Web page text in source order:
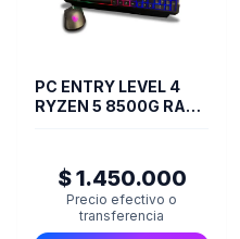
PC ENTRY LEVEL 4
RYZEN 5 8500G RAM
$ 1.450.000
Precio efectivo o
transferencia